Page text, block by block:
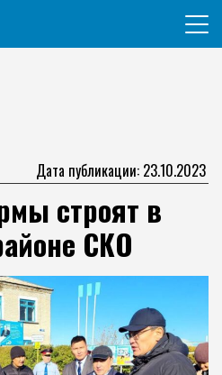
гражданин
Дата публикации: 23.10.2023
строят в
СКО